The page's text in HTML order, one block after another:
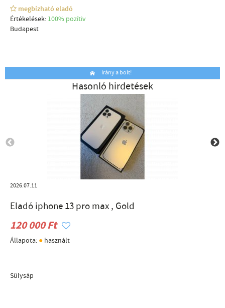
megbízható eladó
Értékelések: 100% pozítiv
Budapest
Irány a bolt!
Hasonló hirdetések
2026.07.11
Eladó iphone 13 pro max , Gold
120 000 Ft
Állapota: ● használt
Sülysáp